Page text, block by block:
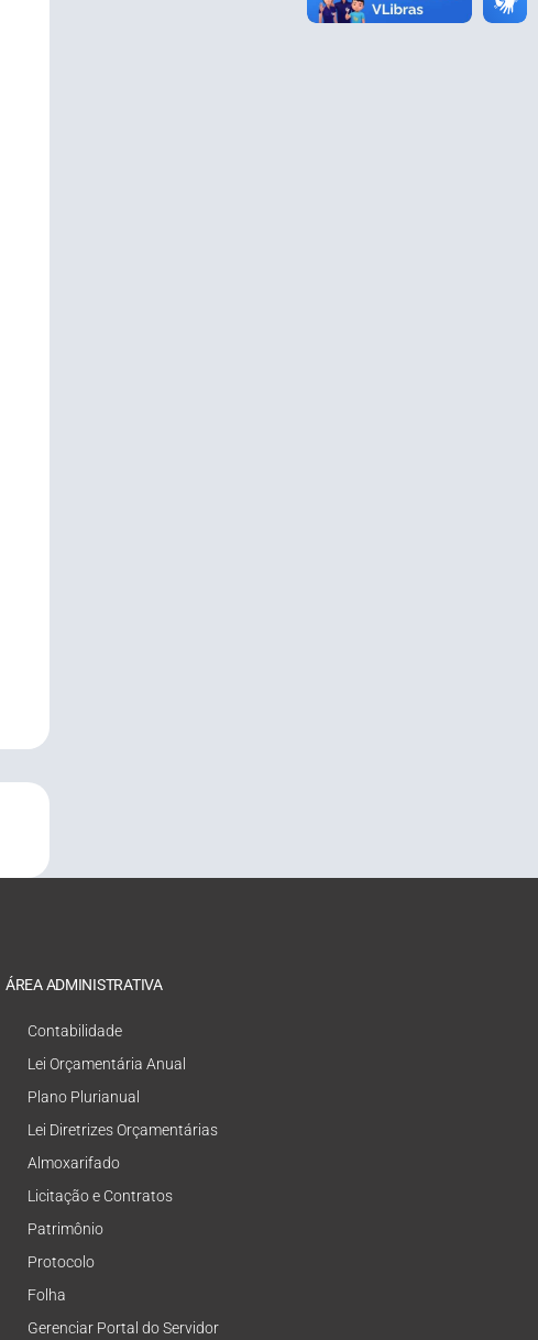
ÁREA ADMINISTRATIVA
Contabilidade
Lei Orçamentária Anual
Plano Plurianual
Lei Diretrizes Orçamentárias
Almoxarifado
Licitação e Contratos
Patrimônio
Protocolo
Folha
Gerenciar Portal do Servidor